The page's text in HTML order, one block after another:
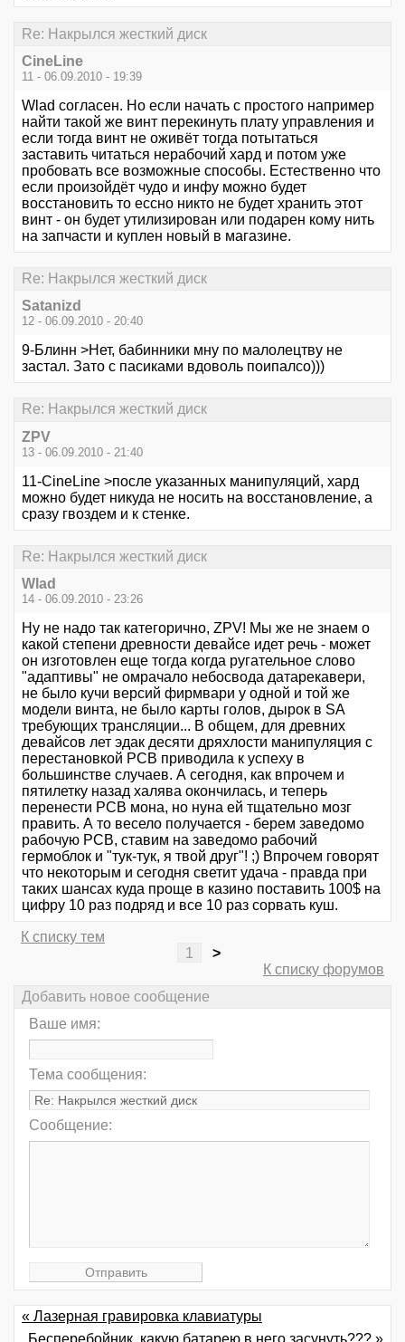
Re: Накрылся жесткий диск
CineLine
11 - 06.09.2010 - 19:39
Wlad согласен. Но если начать с простого например
найти такой же винт перекинуть плату управления и
если тогда винт не оживёт тогда потытаться
заставить читаться нерабочий хард и потом уже
пробовать все возможные способы. Естественно что
если произойдёт чудо и инфу можно будет
восстановить то ессно никто не будет хранить этот
винт - он будет утилизирован или подарен кому нить
на запчасти и куплен новый в магазине.
Re: Накрылся жесткий диск
Satanizd
12 - 06.09.2010 - 20:40
9-Блинн >Нет, бабинники мну по малолецтву не
застал. Зато с пасиками вдоволь поипалсо)))
Re: Накрылся жесткий диск
ZPV
13 - 06.09.2010 - 21:40
11-CineLine >после указанных манипуляций, хард
можно будет никуда не носить на восстановление, а
сразу гвоздем и к стенке.
Re: Накрылся жесткий диск
Wlad
14 - 06.09.2010 - 23:26
Ну не надо так категорично, ZPV! Мы же не знаем о
какой степени древности девайсе идет речь - может
он изготовлен еще тогда когда ругательное слово
"адаптивы" не омрачало небосвода датарекавери,
не было кучи версий фирмвари у одной и той же
модели винта, не было карты голов, дырок в SA
требующих трансляции... В общем, для древних
девайсов лет эдак десяти дряхлости манипуляция с
перестановкой PCB приводила к успеху в
большинстве случаев. А сегодня, как впрочем и
пятилетку назад халява окончилась, и теперь
перенести PCB мона, но нуна ей тщательно мозг
править. А то весело получается - берем заведомо
рабочую PCB, ставим на заведомо рабочий
гермоблок и "тук-тук, я твой друг"! ;) Впрочем говорят
что некоторым и сегодня светит удача - правда при
таких шансах куда проще в казино поставить 100$ на
цифру 10 раз подряд и все 10 раз сорвать куш.
К списку тем
1
>
К списку форумов
Добавить новое сообщение
Ваше имя:
Тема сообщения:
Сообщение:
« Лазерная гравировка клавиатуры
Бесперебойник. какую батарею в него засунуть??? »